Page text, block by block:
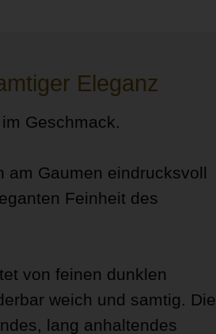
Eleganz
Geschmack.
am Gaumen eindrucksvoll
Feinheit des
von feinen dunklen
weich und samtig. Die
lang anhaltendes